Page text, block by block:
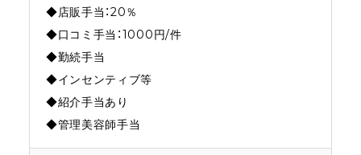
◆店販手当：20％
◆口コミ手当：1000円/件
◆勤続手当
◆インセンティブ等
◆紹介手当あり
◆管理美容師手当